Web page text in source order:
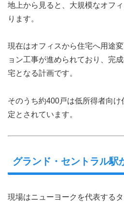
地上から見ると、大規模なオフ
ります。
現在はオフィスから住宅へ用途
ョン工事が進められており、完
宅となる計画です。
そのうち約400戸は低所得者向
定とされています。
グランド・セントラル駅
現場はニューヨークを代表するタ